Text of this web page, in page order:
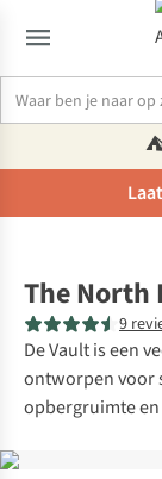
The North
9
De Vault is een
ontworpen voor
opbergruimte